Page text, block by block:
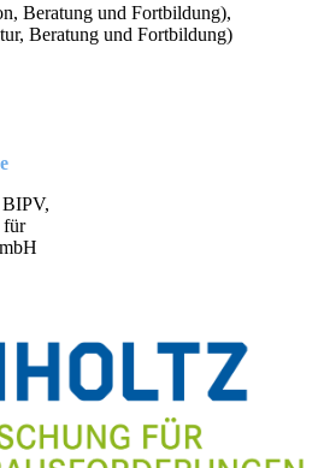
Beratung und Fortbildung),
Beratung und Fortbildung)
für